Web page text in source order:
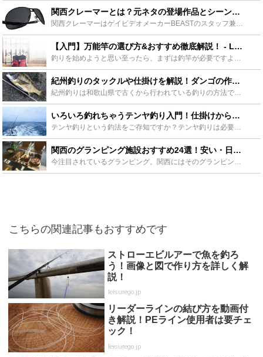
関西クレーマーとは？元ネタの登場作品とシーンを紹介！語録も解説！ - Leisurego(レジャーゴー)
関西クレーマーはゲイビデオメーカーBEASTのスタッフ兼男優です。元々の愛称はカーリーですが、登場した作品の関西弁でクレームを言う役がウケたために関西クレーマーとも呼ばれるようになりました。関西クレ...
【入門】万能竿の選び方&おすすめ徹底解説！ - Leisurego(レジャーゴー)
釣りを始めようと思い至ったら、まずは釣竿が必要ですよね。釣りを始めようと思う誰もが通る道、釣竿選び。中でも海釣り初心者におすすめしたいのが『万能竿』。しかし初心者だからこそ、何を基準に選べばいいのか...
紀州釣りのタックルや仕掛けを解説！ダンゴの作り方や釣り方も！ - Leisurego(レジャーゴー)
紀州釣りは和歌山県で古くから行われている釣りの方法です。ウキ団子釣りとも呼ばれ、クロダイを狙って釣りをします。初心者でも行いやすく、様々なポイントで行えることから人気を集めています。この記事では紀州...
いろいろ釣れちゃうテンヤ釣り入門！仕掛けからタックルまでをご紹介 - Leisurego(レジャーゴー)
テンヤ釣りという釣法をご存知ですか？テンヤ釣りは必要な道具がとてもシンプルで初心者や女性、お子様でも楽しめる手軽な釣りのスタイルとして近年人気を集めている釣法です。釣りそのものが初めての人でもテンヤ...
関西のグランピング施設おすすめ24選！安い・日帰り等タイプ別完全版 - Leisurego(レジャーゴー)
今注目されているグランピング。関西にはそのグランピング施設がたくさんあるのをご存知ですか？今回は関西のグランピング施設の有名な場所から、まだマイナーな場所までタイプ別にご紹介します。日帰りやカップル...
こちらの関連記事もおすすめです
ストローエビルアーで魚を釣ろ
う！画像と図で作り方を詳しく解
説！
leisurego.jp
リーダーラインの結び方を動画付
き解説！PEライン使用者は要チェ
ック！
leisurego.jp